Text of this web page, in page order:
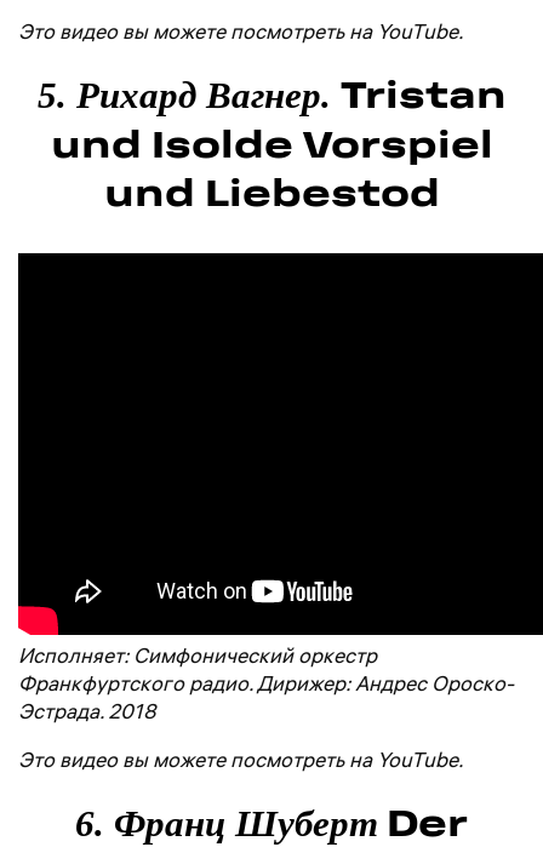
Это видео вы можете посмотреть на YouTube.
5. Рихард Вагнер. Tristan
und Isolde Vorspiel
und Liebestod
Исполняет: Симфонический оркестр
Франкфуртского радио. Дирижер: Андрес Ороско-
Эстрада. 2018
Это видео вы можете посмотреть на YouTube.
6. Франц Шуберт Der